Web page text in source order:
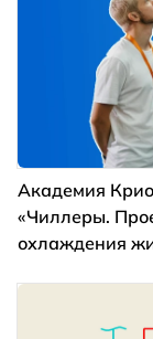
Академия
«Чиллеры.
охлаждения